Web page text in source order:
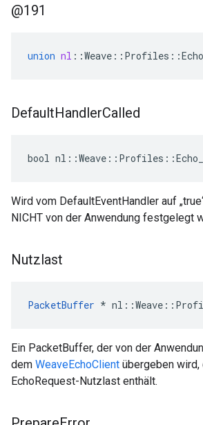
@191
union nl ::Weave :: Profiles ::
DefaultHandlerCalled
bool
Wird vom DefaultEventHandler auf
NICHT von der Anwendung festgelegt
Nutzlast
PacketBuffer * nl ::Weave ::
Ein PacketBuffer, der von der
dem WeaveEchoClient übergeben wird,
EchoRequest-Nutzlast enthält.